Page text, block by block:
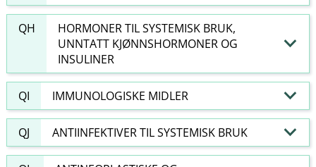
QH
HORMONER TIL SYSTEMISK BRUK,
UNNTATT KJØNNSHORMONER OG
INSULINER
QI IMMUNOLOGISKE MIDLER
QJ ANTIINFEKTIVER TIL SYSTEMISK BRUK